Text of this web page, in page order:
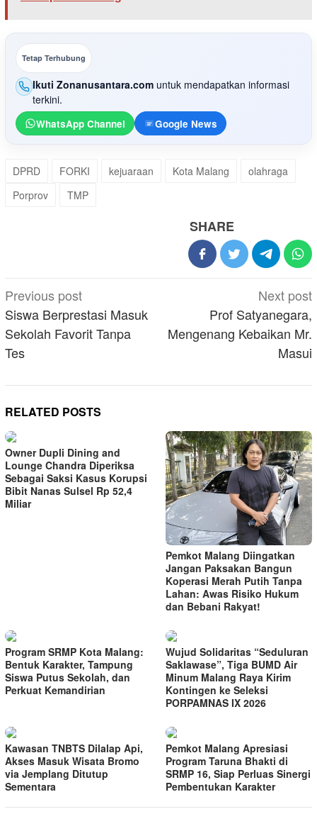
Tetap Terhubung
Ikuti Zonanusantara.com untuk mendapatkan informasi
terkini.
WhatsApp Channel Google News
DPRD FORKI kejuaraan Kota Malang
olahraga
Porprov
TMP
SHARE
Post
navigation
Previous post
Siswa Berprestasi Masuk
Sekolah Favorit Tanpa
Tes
Next post
Prof Satyanegara,
Mengenang Kebaikan Mr.
Masui
RELATED POSTS
Owner Dupli Dining and
Lounge Chandra Diperiksa
Sebagai Saksi Kasus Korupsi
Bibit Nanas Sulsel Rp 52,4
Miliar
Pemkot Malang Diingatkan
Jangan Paksakan Bangun
Koperasi Merah Putih Tanpa
Lahan: Awas Risiko Hukum
dan Bebani Rakyat!
Program SRMP Kota Malang:
Bentuk Karakter, Tampung
Siswa Putus Sekolah, dan
Perkuat Kemandirian
Wujud Solidaritas “Seduluran
Saklawase”, Tiga BUMD Air
Minum Malang Raya Kirim
Kontingen ke Seleksi
PORPAMNAS IX 2026
Kawasan TNBTS Dilalap Api,
Akses Masuk Wisata Bromo
via Jemplang Ditutup
Sementara
Pemkot Malang Apresiasi
Program Taruna Bhakti di
SRMP 16, Siap Perluas Sinergi
Pembentukan Karakter